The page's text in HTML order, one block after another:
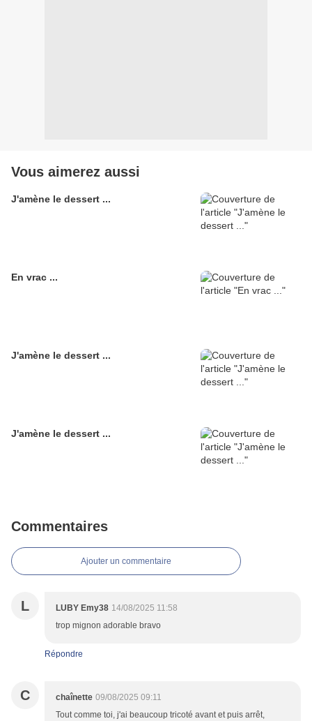
Vous aimerez aussi
J'amène le dessert ...
En vrac ...
J'amène le dessert ...
J'amène le dessert ...
Commentaires
Ajouter un commentaire
L LUBY Emy38 14/08/2025 11:58
trop mignon adorable bravo
Répondre
C chaînette 09/08/2025 09:11
Tout comme toi, j'ai beaucoup tricoté avant et puis arrêt,